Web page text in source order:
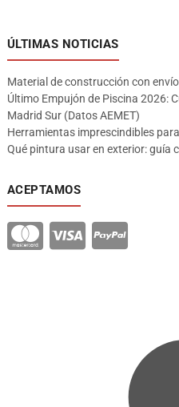
ÚLTIMAS NOTICIAS
Material de construcción con
Último Empujón de Piscina 2026:
Madrid Sur (Datos AEMET)
Herramientas imprescindibles
Qué pintura usar en exterior: guía
ACEPTAMOS